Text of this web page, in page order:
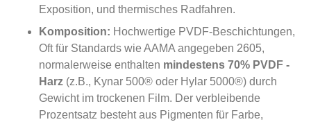
Exposition, und thermisches Radfahren.
Komposition: Hochwertige PVDF-Beschichtungen,
Oft für Standards wie AAMA angegeben 2605,
normalerweise enthalten mindestens 70% PVDF -
Harz (z.B., Kynar 500® oder Hylar 5000®) durch
Gewicht im trockenen Film. Der verbleibende
Prozentsatz besteht aus Pigmenten für Farbe,